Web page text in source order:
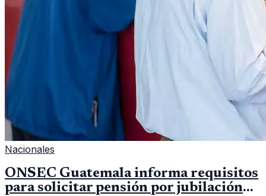
Nacionales
ONSEC Guatemala informa requisitos
para solicitar pensión por jubilación